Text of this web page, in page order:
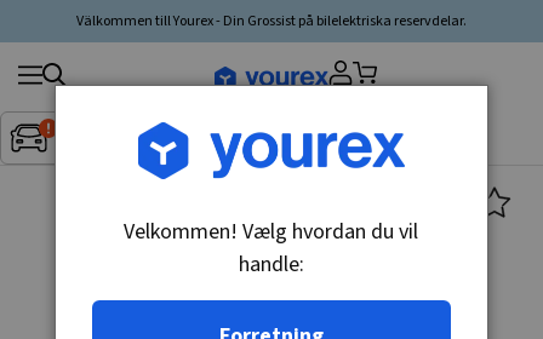
Välkommen till Yourex - Din Grossist på bilelektriska reservdelar.
Inget fordon valt▼
Søg
produkt,
producent,
Velkommen! Vælg hvordan du vil
handle: